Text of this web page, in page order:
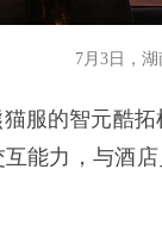
7月3日，
服的智元酷
能力，与酒